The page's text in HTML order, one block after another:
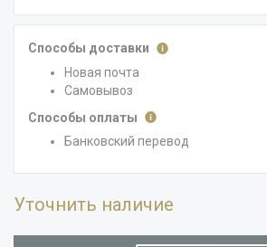
Способы доставки
Новая почта
Самовывоз
Способы оплаты
Банковский перевод
Уточнить наличие